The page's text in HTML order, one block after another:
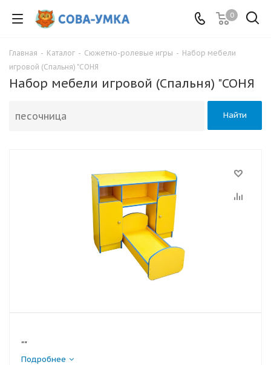
0
Главная - Каталог - Сюжетно-ролевые игры - Набор мебели
игровой (Спальня) "СОНЯ
Набор мебели игровой (Спальня) "СОНЯ
Найти
""
Подробнее